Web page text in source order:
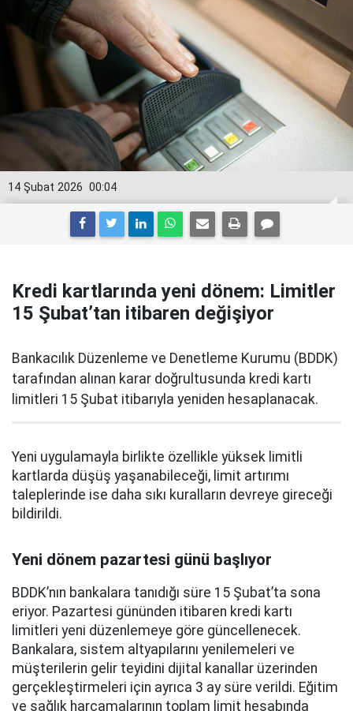
00:04
14 Şubat 2026
Kredi kartlarında yeni dönem: Limitler
15 Şubat’tan itibaren değişiyor
Bankacılık Düzenleme ve Denetleme Kurumu (BDDK)
tarafından alınan karar doğrultusunda kredi kartı
limitleri 15 Şubat itibarıyla yeniden hesaplanacak.
Yeni uygulamayla birlikte özellikle yüksek limitli
kartlarda düşüş yaşanabileceği, limit artırımı
taleplerinde ise daha sıkı kuralların devreye gireceği
bildirildi.
Yeni dönem pazartesi günü başlıyor
BDDK’nın bankalara tanıdığı süre 15 Şubat’ta sona
eriyor. Pazartesi gününden itibaren kredi kartı
limitleri yeni düzenlemeye göre güncellenecek.
Bankalara, sistem altyapılarını yenilemeleri ve
müşterilerin gelir teyidini dijital kanallar üzerinden
gerçekleştirmeleri için ayrıca 3 ay süre verildi. Eğitim
ve sağlık harcamalarının toplam limit hesabında